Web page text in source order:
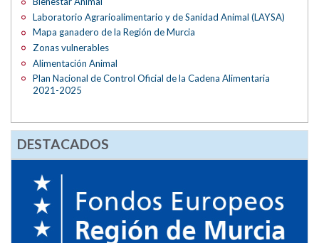
Laboratorio Agrarioalimentario y de Sanidad Animal (LAYSA)
Mapa ganadero de la Región de Murcia
Zonas vulnerables
Alimentación Animal
Plan Nacional de Control Oficial de la Cadena Alimentaria
2021-2025
DESTACADOS